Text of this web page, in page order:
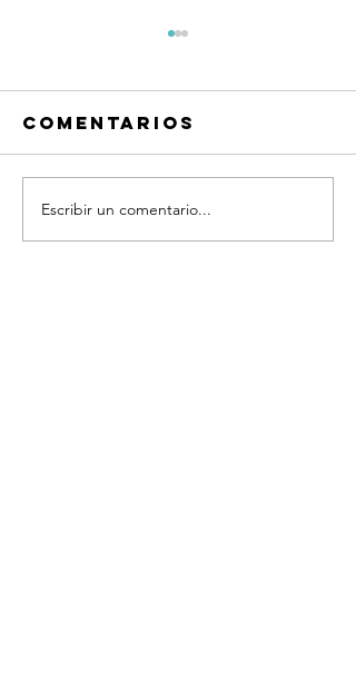
Frases
Quiero
Comentarios
Escribir un comentario...